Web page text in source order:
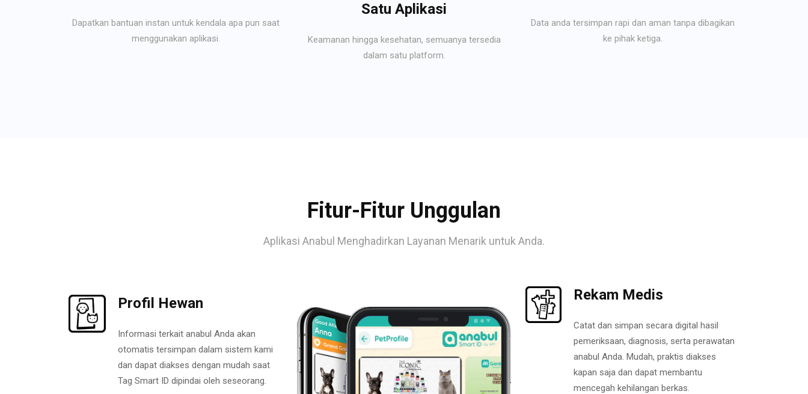
Dapatkan bantuan instan untuk kendala apa pun saat
menggunakan aplikasi.
Satu Aplikasi
Keamanan hingga kesehatan, semuanya tersedia
dalam satu platform.
Data anda tersimpan rapi dan aman tanpa dibagikan
ke pihak ketiga.
Fitur-Fitur Unggulan
Aplikasi Anabul Menghadirkan Layanan Menarik untuk Anda.
Profil Hewan
Informasi terkait anabul Anda akan
otomatis tersimpan dalam sistem kami
dan dapat diakses dengan mudah saat
Tag Smart ID dipindai oleh seseorang.
Rekam Medis
Catat dan simpan secara digital hasil
pemeriksaan, diagnosis, serta perawatan
anabul Anda. Mudah, praktis diakses
kapan saja dan dapat membantu
mencegah kehilangan berkas.